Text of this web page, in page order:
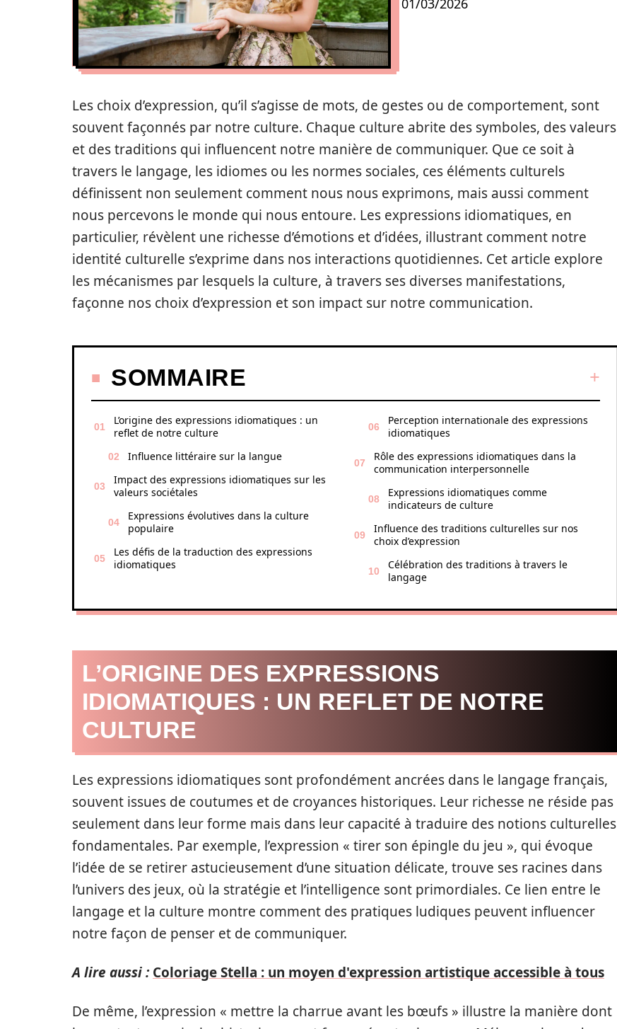
01/03/2026
Les choix d’expression, qu’il s’agisse de mots, de gestes ou de comportement, sont
souvent façonnés par notre culture. Chaque culture abrite des symboles, des valeurs
et des traditions qui influencent notre manière de communiquer. Que ce soit à
travers le langage, les idiomes ou les normes sociales, ces éléments culturels
définissent non seulement comment nous nous exprimons, mais aussi comment
nous percevons le monde qui nous entoure. Les expressions idiomatiques, en
particulier, révèlent une richesse d’émotions et d’idées, illustrant comment notre
identité culturelle s’exprime dans nos interactions quotidiennes. Cet article explore
les mécanismes par lesquels la culture, à travers ses diverses manifestations,
façonne nos choix d’expression et son impact sur notre communication.
SOMMAIRE
L’origine des expressions idiomatiques : un
reflet de notre culture
Influence littéraire sur la langue
Impact des expressions idiomatiques sur les
valeurs sociétales
Expressions évolutives dans la culture
populaire
Les défis de la traduction des expressions
idiomatiques
Perception internationale des expressions
idiomatiques
Rôle des expressions idiomatiques dans la
communication interpersonnelle
Expressions idiomatiques comme
indicateurs de culture
Influence des traditions culturelles sur nos
choix d’expression
Célébration des traditions à travers le
langage
L’ORIGINE DES EXPRESSIONS
IDIOMATIQUES : UN REFLET DE NOTRE
CULTURE
Les expressions idiomatiques sont profondément ancrées dans le langage français,
souvent issues de coutumes et de croyances historiques. Leur richesse ne réside pas
seulement dans leur forme mais dans leur capacité à traduire des notions culturelles
fondamentales. Par exemple, l’expression « tirer son épingle du jeu », qui évoque
l’idée de se retirer astucieusement d’une situation délicate, trouve ses racines dans
l’univers des jeux, où la stratégie et l’intelligence sont primordiales. Ce lien entre le
langage et la culture montre comment des pratiques ludiques peuvent influencer
notre façon de penser et de communiquer.
A lire aussi : Coloriage Stella : un moyen d'expression artistique accessible à tous
De même, l’expression « mettre la charrue avant les bœufs » illustre la manière dont